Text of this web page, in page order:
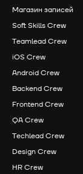
Магазин записей
Soft Skills Crew
Teamlead Crew
iOS Crew
Android Crew
Backend Crew
Frontend Crew
QA Crew
Techlead Crew
Design Crew
HR Crew